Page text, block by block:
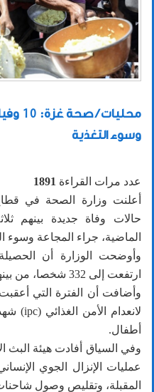
وسوء التغذية
عدد مرات القراءة 1891
الماضية، جراء المجاعة وسوء
وأوضحت الوزارة أن الحصيلة
ارتفعت إلى 332 شخصا، من بينهم 124 طفلا.
وأضافت أن الفترة التي
أطفال.
وفي السياق أفادت هيئة البث
عمليات الإنزال الجوي
المقبلة، وتقليص وصول